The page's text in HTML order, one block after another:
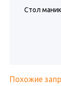
Стол
Похожие